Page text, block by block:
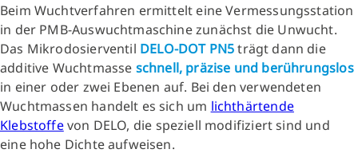
Beim Wuchtverfahren ermittelt eine Vermessungsstation
in der PMB-Auswuchtmaschine zunächst die Unwucht.
Das Mikrodosierventil DELO-DOT PN5trägt dann die
additive Wuchtmasse schnell, präzise und berührungslos
in einer oder zwei Ebenen auf. Bei den verwendeten
Wuchtmassen handelt es sich um lichthärtende
Klebstoffevon DELO, die speziell modifiziert sind und
eine hohe Dichte aufweisen.